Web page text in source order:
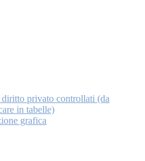
privato controllati (da
in tabelle)
grafica